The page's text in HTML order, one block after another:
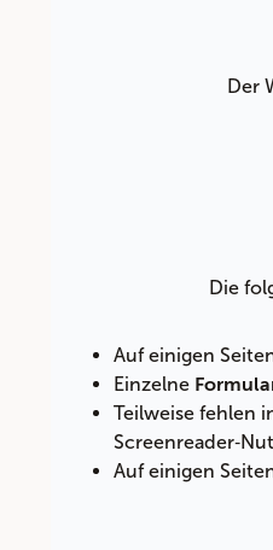
Der
Die
Auf einigen
Einzelne
Teilweise fehlen
Auf einigen